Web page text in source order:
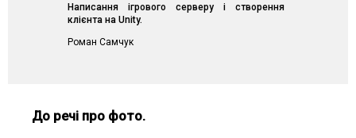
Написання ігрового серверу і створення
клієнта на Unity.
Роман Самчук
До речі про фото.